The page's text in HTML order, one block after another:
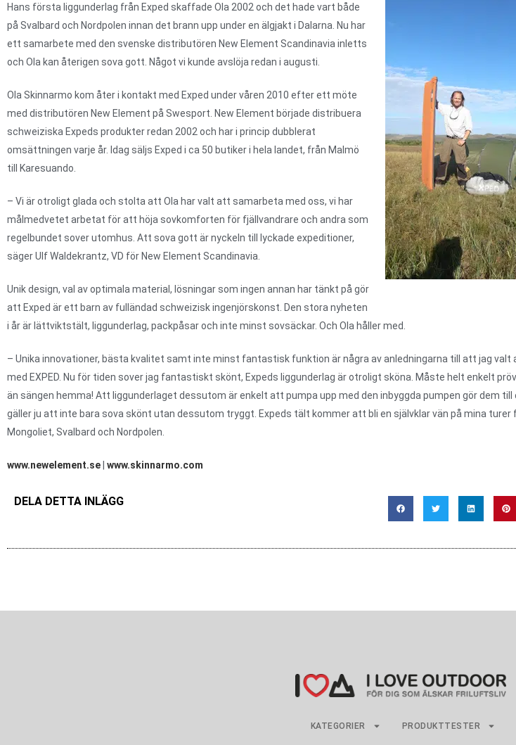
Hans första liggunderlag från Exped skaffade Ola 2002 och det hade vart både
på Svalbard och Nordpolen innan det brann upp under en älgjakt i Dalarna. Nu har
ett samarbete med den svenske distributören New Element Scandinavia inletts
och Ola kan återigen sova gott. Något vi kunde avslöja redan i augusti.
Ola Skinnarmo kom åter i kontakt med Exped under våren 2010 efter ett möte
med distributören New Element på Swesport. New Element började distribuera
schweiziska Expeds produkter redan 2002 och har i princip dubblerat
omsättningen varje år. Idag säljs Exped i ca 50 butiker i hela landet, från Malmö
till Karesuando.
– Vi är otroligt glada och stolta att Ola har valt att samarbeta med oss, vi har
målmedvetet arbetat för att höja sovkomforten för fjällvandrare och andra som
regelbundet sover utomhus. Att sova gott är nyckeln till lyckade expeditioner,
säger Ulf Waldekrantz, VD för New Element Scandinavia.
Unik design, val av optimala material, lösningar som ingen annan har tänkt på gör
att Exped är ett barn av fulländad schweizisk ingenjörskonst. Den stora nyheten
i år är lättviktstält, liggunderlag, packpåsar och inte minst sovsäckar. Och Ola håller med.
– Unika innovationer, bästa kvalitet samt inte minst fantastisk funktion är några av anledningarna till att jag
med EXPED. Nu för tiden sover jag fantastiskt skönt, Expeds liggunderlag är otroligt sköna. Måste helt enkelt
än sängen hemma! Att liggunderlaget dessutom är enkelt att pumpa upp med den inbyggda pumpen gör dem till
gäller ju att inte bara sova skönt utan dessutom tryggt. Expeds tält kommer att bli en självklar vän på mina turer
Mongoliet, Svalbard och Nordpolen.
www.newelement.se www.skinnarmo.com
DELA DETTA INLÄGG
KATEGORIER PRODUKTTESTER